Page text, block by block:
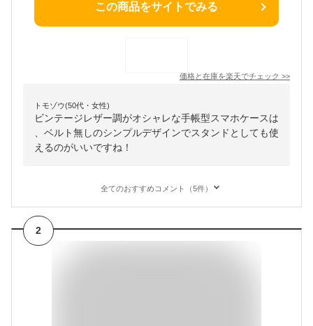
この商品をサイトでみる
価格と在庫を楽天でチェック >>
トモゾウ(50代・女性)
ビンテージレザー調がオシャレな手帳型スマホケースは
、ベルト無しのシンプルデザインでスタンドとしても使
えるのがいいですね！
全てのおすすめコメント（5件）
2